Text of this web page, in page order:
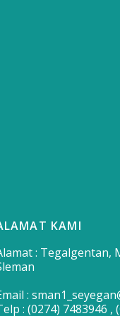
KAMI
: Tegalgentan,
:
: (0274) 7483946 ,